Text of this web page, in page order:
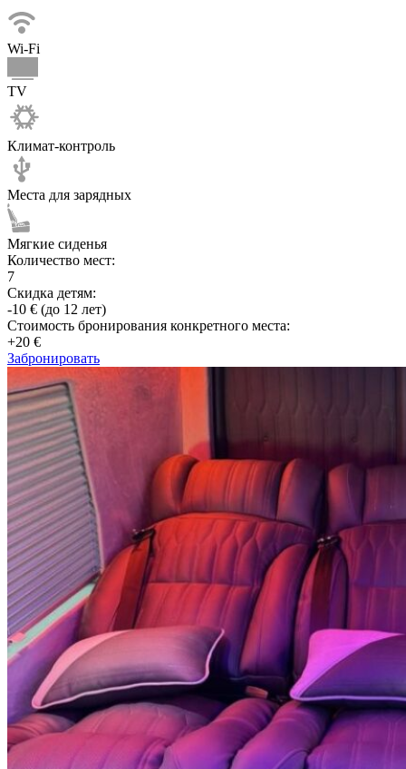
Wi-Fi
TV
Климат-контроль
Места для зарядных
Мягкие сиденья
Количество мест:
7
Скидка детям:
-10 € (до 12 лет)
Стоимость бронирования конкретного места:
+20 €
Забронировать